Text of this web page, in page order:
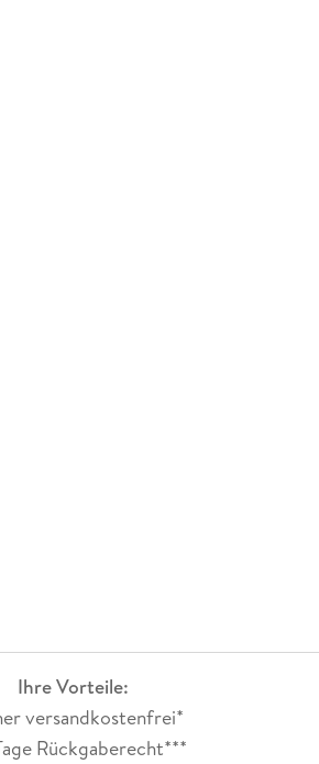
Ihre Vorteile:
versandkostenfrei*
Rückgaberecht***